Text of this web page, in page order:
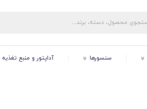
سنسورها آداپتور و منبع تغذیه